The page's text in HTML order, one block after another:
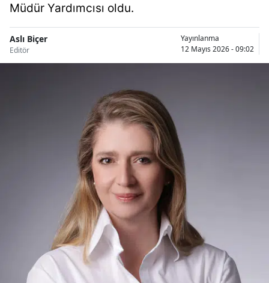
Müdür Yardımcısı oldu.
Aslı Biçer
Editör
Yayınlanma
12 Mayıs 2026 - 09:02